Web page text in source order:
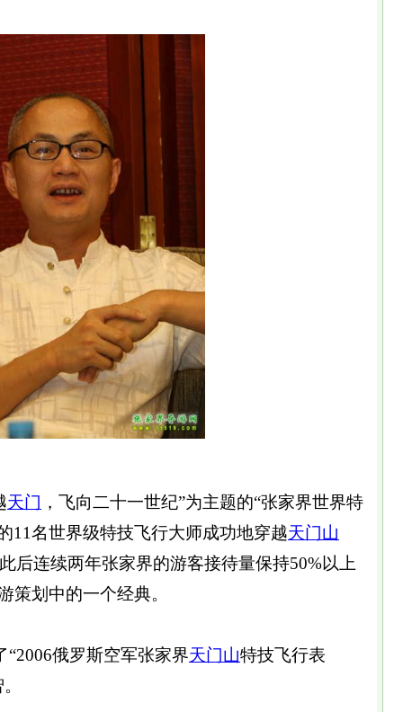
天门 ，飞向二十一世纪”为主题的“张家界世界特
11名世界级特技飞行大师成功地穿越天门山
后连续两年张家界的游客接待量保持50%以上
策划中的一个经典。
俄罗斯空军张家界天门山特技飞行表